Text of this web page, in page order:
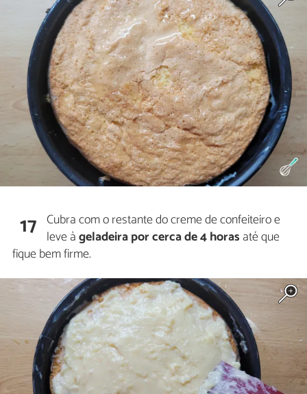
17 Cubra com o restante do creme de confeiteiro e
leve àgeladeira por cerca de 4 horas até que
fique bem firme.